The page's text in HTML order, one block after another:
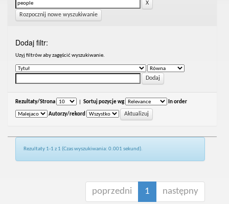
Rozpocznij nowe wyszukiwanie
Dodaj filtr:
Uzyj filtrów aby zagęścić wyszukiwanie.
Rezultaty/Strona Sortuj pozycje wg In order
Autorzy/rekord
Rezultaty 1-1 z 1 (Czas wyszukiwania: 0.001 sekund).
poprzedni 1 następny